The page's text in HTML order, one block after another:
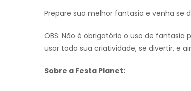
Prepare sua melhor fantasia e venha se
OBS: Não é obrigatório o uso de
usar toda sua criatividade, se divertir, e
Sobre a Festa Planet: